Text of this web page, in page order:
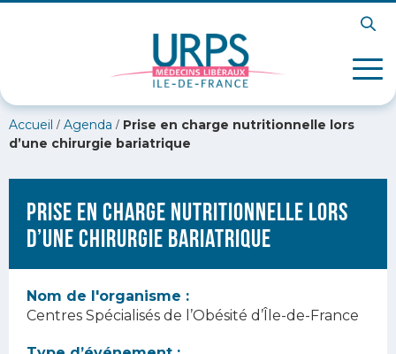
Accueil / Agenda / Prise en charge nutritionnelle lors
d’une chirurgie bariatrique
Prise en charge nutritionnelle lors
d’une chirurgie bariatrique
Nom de l'organisme :
Centres Spécialisés de l’Obésité d’Île-de-France